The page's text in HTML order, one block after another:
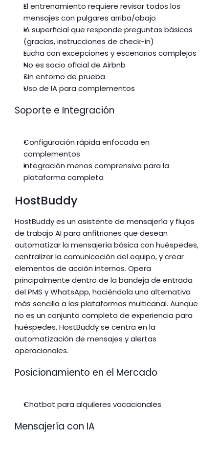
El entrenamiento requiere revisar todos los
mensajes con pulgares arriba/abajo
IA superficial que responde preguntas básicas
(gracias, instrucciones de check-in)
Lucha con excepciones y escenarios complejos
No es socio oficial de Airbnb
Sin entorno de prueba
Uso de IA para complementos
Soporte e Integración
Configuración rápida enfocada en
complementos
Integración menos comprensiva para la
plataforma completa
HostBuddy
HostBuddy es un asistente de mensajería y flujos
de trabajo AI para anfitriones que desean
automatizar la mensajería básica con huéspedes,
centralizar la comunicación del equipo, y crear
elementos de acción internos. Opera
principalmente dentro de la bandeja de entrada
del PMS y WhatsApp, haciéndola una alternativa
más sencilla a las plataformas multicanal. Aunque
no es un conjunto completo de experiencia para
huéspedes, HostBuddy se centra en la
automatización de mensajes y alertas
operacionales.
Posicionamiento en el Mercado
Chatbot para alquileres vacacionales
Mensajería con IA